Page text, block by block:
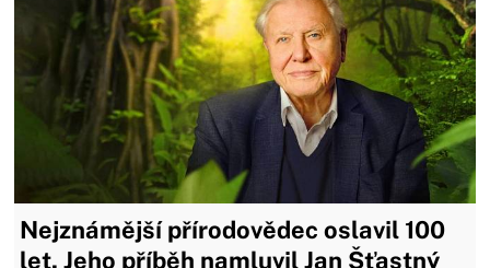
Nejznámější přírodovědec oslavil 100
let. Jeho příběh namluvil Jan Šťastný